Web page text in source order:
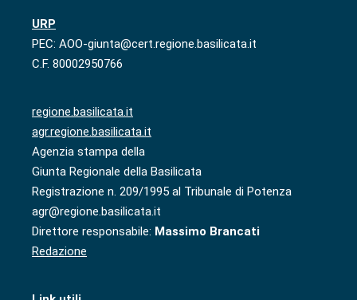
URP
PEC: AOO-giunta@cert.regione.basilicata.it
C.F. 80002950766
regione.basilicata.it
agr.regione.basilicata.it
Agenzia stampa della
Giunta Regionale della Basilicata
Registrazione n. 209/1995 al Tribunale di Potenza
agr@regione.basilicata.it
Direttore responsabile: Massimo Brancati
Redazione